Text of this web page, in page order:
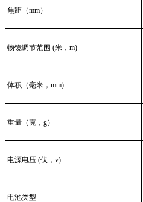
焦距（mm）
物镜调节范围 (米，m)
体积（毫米，mm)
重量（克，g）
电源电压 (伏，v)
电池类型